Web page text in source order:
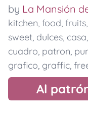
by La Mansión
kitchen, food, fruits,
sweet, dulces, casa,
cuadro, patron,
grafico, graffic,
Al